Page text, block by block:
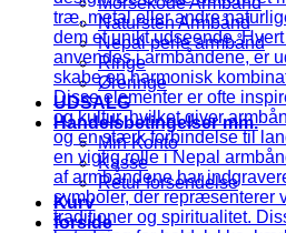
Natursten Armbånd
Nepal perle armbånd
Ringe
Øreringe
UDSALG
Handelsbetingelser mm.
Min Konto
Kasse
Retur forsendelse
Kurv
forside